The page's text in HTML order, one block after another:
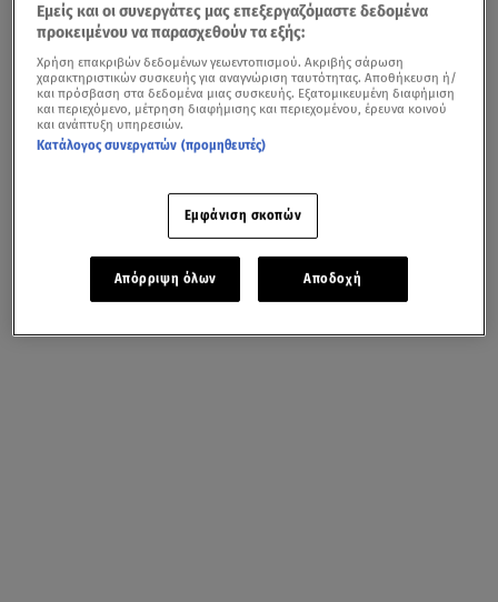
Εμείς και οι συνεργάτες μας επεξεργαζόμαστε δεδομένα
προκειμένου να παρασχεθούν τα εξής:
Χρήση επακριβών δεδομένων γεωεντοπισμού. Ακριβής σάρωση
χαρακτηριστικών συσκευής για αναγνώριση ταυτότητας. Αποθήκευση ή/
και πρόσβαση στα δεδομένα μιας συσκευής. Εξατομικευμένη διαφήμιση
και περιεχόμενο, μέτρηση διαφήμισης και περιεχομένου, έρευνα κοινού
και ανάπτυξη υπηρεσιών.
Κατάλογος συνεργατών (προμηθευτές)
Εμφάνιση σκοπών
Απόρριψη όλων Αποδοχή